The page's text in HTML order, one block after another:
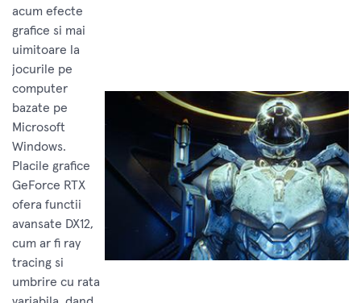
acum efecte
grafice si mai
uimitoare la
jocurile pe
computer
bazate pe
Microsoft
Windows.
Placile grafice
GeForce RTX
ofera functii
avansate DX12,
cum ar fi ray
tracing si
umbrire cu rata